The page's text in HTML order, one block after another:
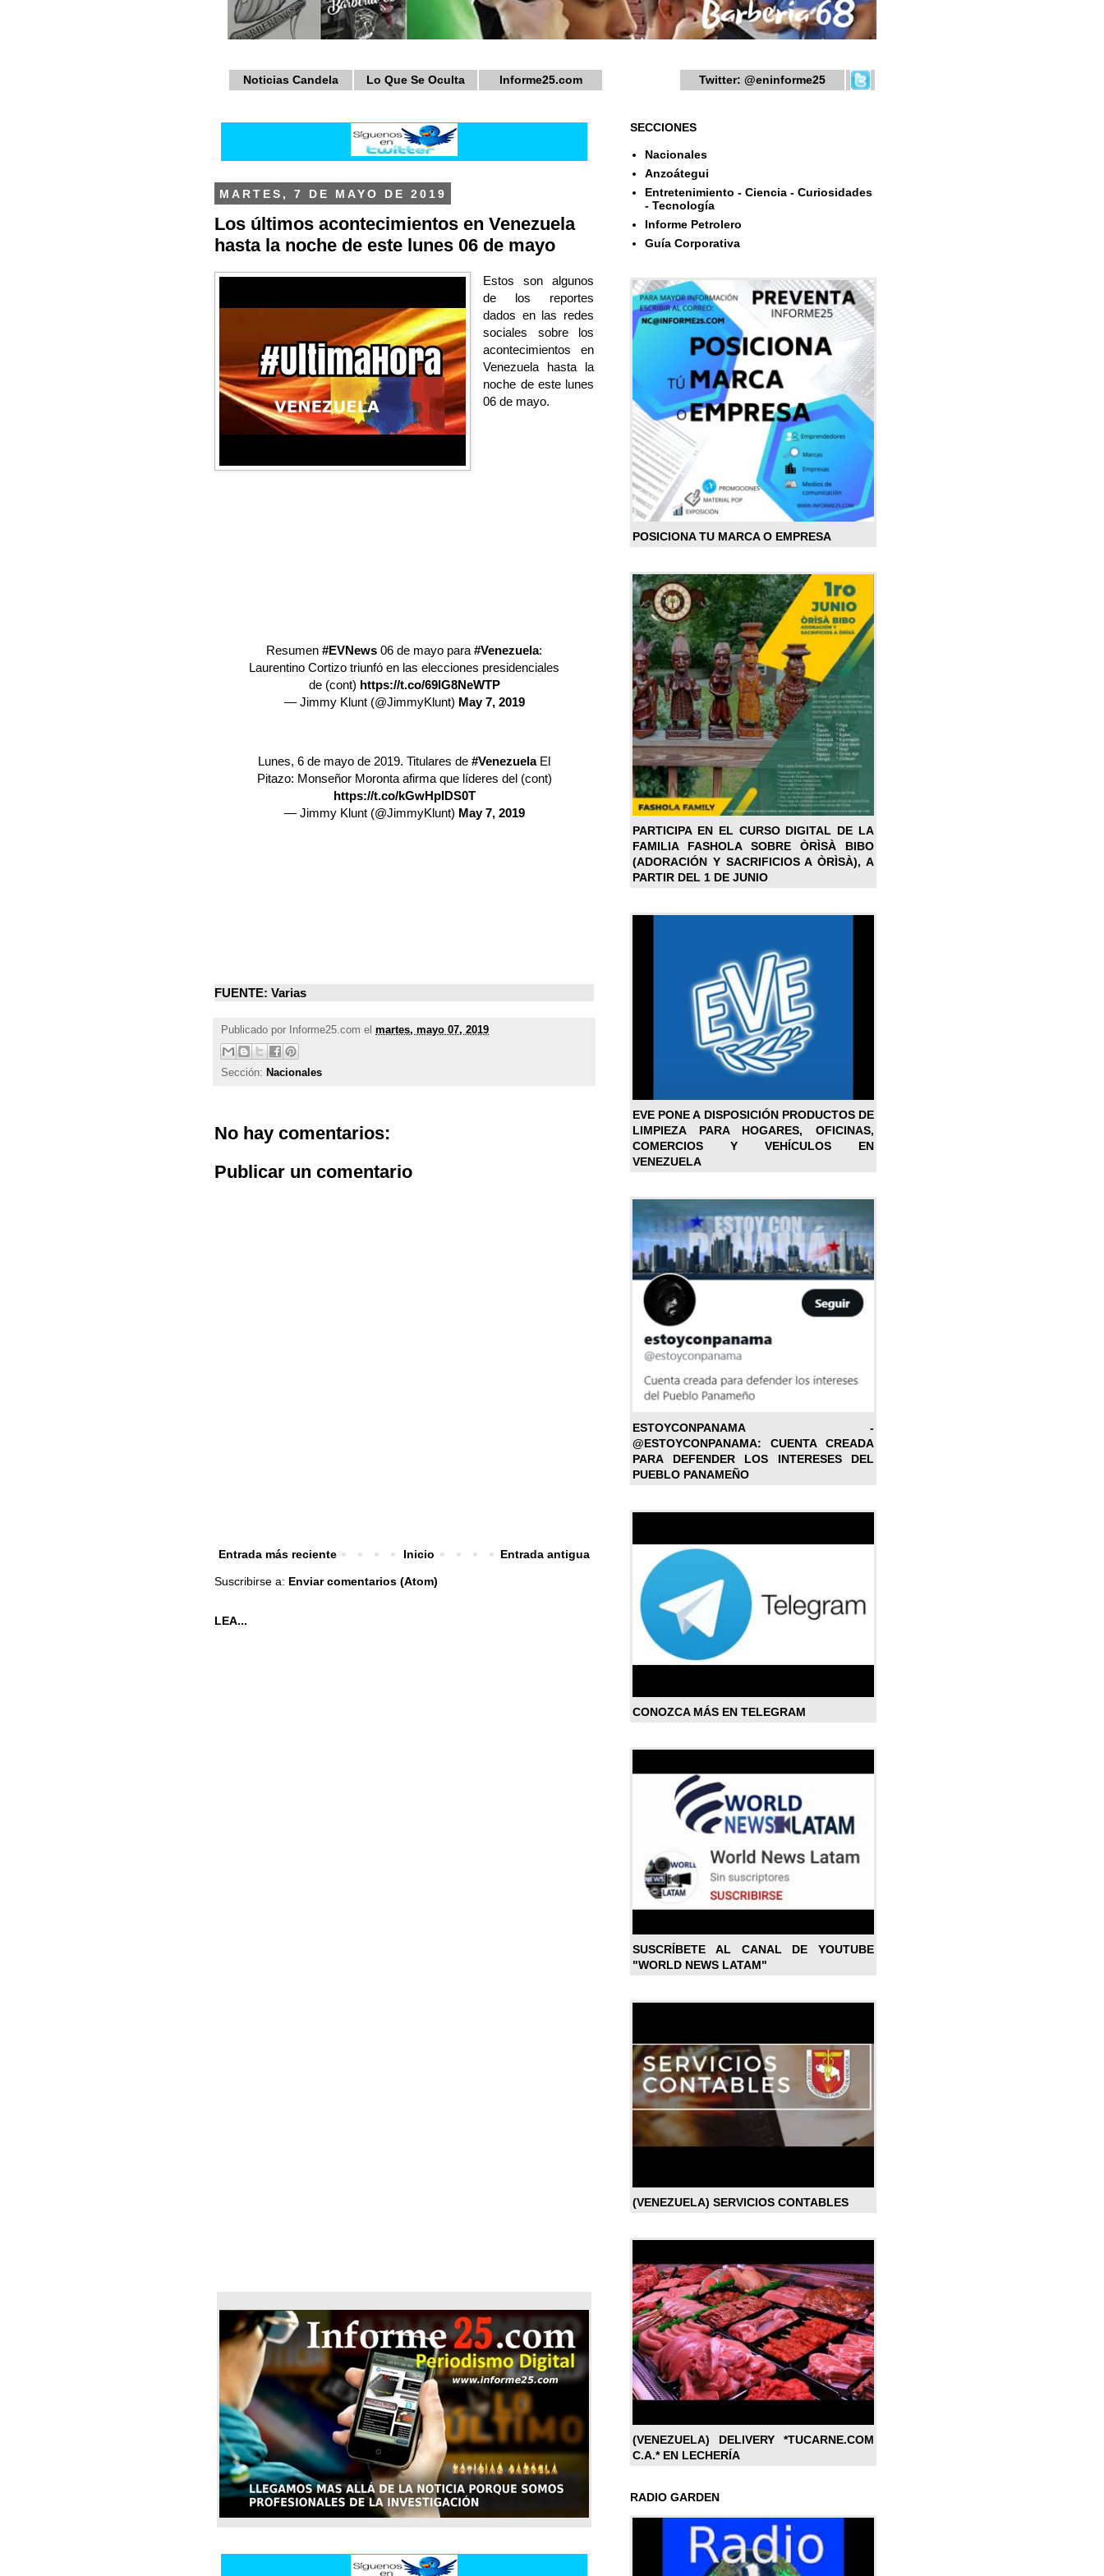
Noticias Candela Lo Que Se Oculta Informe25.com Twitter: @eninforme25
MARTES, 7 DE MAYO DE 2019
Los últimos acontecimientos en Venezuela
hasta la noche de este lunes 06 de mayo
Estos son algunos
de los reportes
dados en las redes
sociales sobre los
acontecimientos en
Venezuela hasta la
noche de este lunes
06 de mayo.
Resumen #EVNews 06 de mayo para #Venezuela:
Laurentino Cortizo triunfó en las elecciones presidenciales
de (cont) https://t.co/69lG8NeWTP
— Jimmy Klunt (@JimmyKlunt) May 7, 2019
Lunes, 6 de mayo de 2019. Titulares de #VenezuelaEl
Pitazo: Monseñor Moronta afirma que líderes del (cont)
https://t.co/kGwHpIDS0T
— Jimmy Klunt (@JimmyKlunt) May 7, 2019
FUENTE: Varias
Publicado por Informe25.com el martes, mayo 07, 2019
Sección: Nacionales
No hay comentarios:
Publicar un comentario
Entrada más reciente Entrada antigua
Inicio
Suscribirse a: Enviar comentarios (Atom)
LEA...
SECCIONES
Nacionales
Anzoátegui
Entretenimiento - Ciencia - Curiosidades
- Tecnología
Informe Petrolero
Guía Corporativa
POSICIONA TU MARCA O EMPRESA
PARTICIPA EN EL CURSO DIGITAL DE LA
FAMILIA FASHOLA SOBRE ÒRÌSÀ BIBO
(ADORACIÓN Y SACRIFICIOS A ÒRÌSÀ), A
PARTIR DEL 1 DE JUNIO
EVE PONE A DISPOSICIÓN PRODUCTOS DE
LIMPIEZA PARA HOGARES, OFICINAS,
COMERCIOS Y VEHÍCULOS EN
VENEZUELA
ESTOYCONPANAMA -
@ESTOYCONPANAMA: CUENTA CREADA
PARA DEFENDER LOS INTERESES DEL
PUEBLO PANAMEÑO
CONOZCA MÁS EN TELEGRAM
SUSCRÍBETE AL CANAL DE YOUTUBE
"WORLD NEWS LATAM"
(VENEZUELA) SERVICIOS CONTABLES
(VENEZUELA) DELIVERY *TUCARNE.COM
C.A.* EN LECHERÍA
RADIO GARDEN